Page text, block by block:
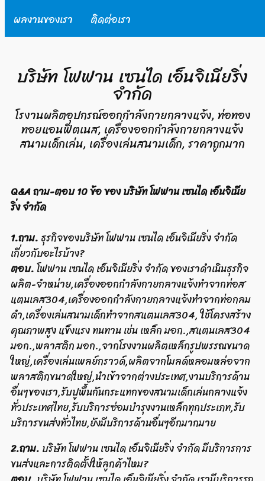
ผลงานของเรา ติดต่อเรา
บริษัท โฟฟาน เซนได เอ็นจิเนียริ่ง
จำกัด
โรงานผลิตอุปกรณ์ออกกำลังกายกลางแจ้ง, ท่อทอง
ทอยแอนฟิตเนส, เครื่องออกกำลังกายกลางแจ้ง
สนามเด็กเล่น, เครื่องเล่นสนามเด็ก, ราคาถูกมาก
Q&A ถาม-ตอบ 10 ข้อ ของ บริษัท โฟฟาน เซนได เอ็นจิเนีย
ริ่ง จำกัด
1.ถาม. ธุรกิจของบริษัท โฟฟาน เซนได เอ็นจิเนียริ่ง จำกัด
เกี่ยวกับอะไรบ้าง?
ตอบ.โฟฟาน เซนได เอ็นจิเนียริ่ง จำกัด ของเราดำเนินธุรกิจ
ผลิต-จำหน่าย,เครื่องออกกำลังกายกลางแจ้งทำจากท่อส
แตนเลส304,เครื่องออกกำลังกายกลางแจ้งทำจากท่อกลม
ดำ,เครื่องเล่นสนามเด็กทำจากสแตนเลส304, ใช้โครงสร้าง
คุณภาพสูง แข็งแรง ทนทาน เช่น เหล็ก มอก.,สแตนเลส304
มอก.,พลาสติก มอก.,จากโรงงานผลิตเหล็กรูปพรรณขนาด
ใหญ่,เครื่องเล่นเพลย์กราวด์,ผลิตจากโมลด์หลอมหล่อจาก
พลาสติกขนาดใหญ่,นำเข้าจากต่างประเทศ,งานบริการด้าน
อื่นๆของเรา,รับปูพื้นกันกระแทกของสนามเด็กเล่นกลางแจ้ง
ทั่วประเทศไทย,รับบริการซ่อมบำรุงงานเหล็กทุกประเภท,รับ
บริการขนส่งทั่วไทย,ยังมีบริการด้านอื่นๆอีกมากมาย
2.ถาม. บริษัท โฟฟาน เซนได เอ็นจิเนียริ่ง จำกัด มีบริการการ
ขนส่งและการติดตั้งให้ลูกค้าไหม?